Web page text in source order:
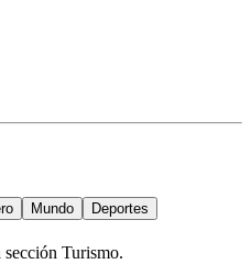
Mundo
Deportes
sección Turismo.